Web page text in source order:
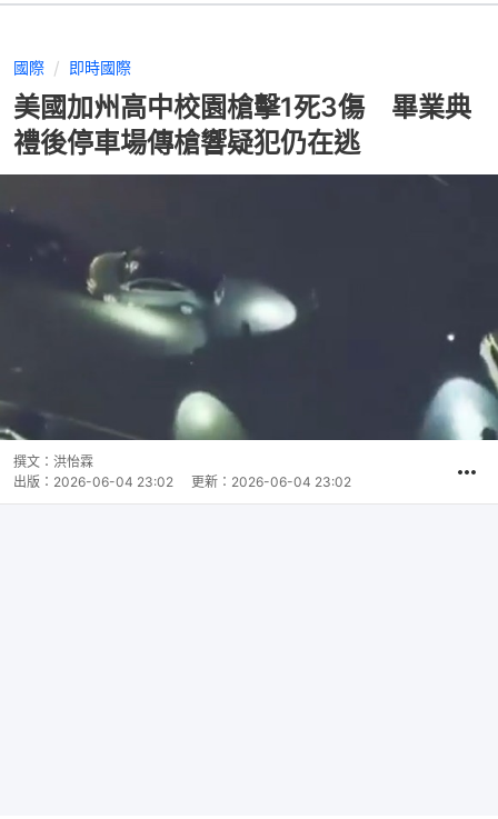
國際 即時國際
美國加州高中校園槍擊1死3傷 畢業典
禮後停車場傳槍響疑犯仍在逃
撰文： 洪怡霖
出版： 2026-06-04 23:02 更新： 2026-06-04 23:02